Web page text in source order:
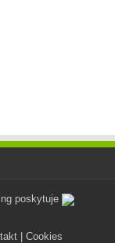
poskytuje
Cookies